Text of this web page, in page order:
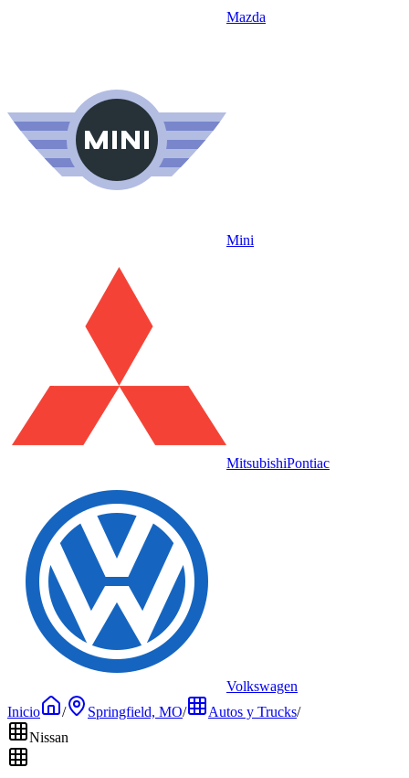
Mazda
Mini
MitsubishiPontiac
Volkswagen
Inicio
/ Springfield, MO/ Autos y Trucks/
Nissan